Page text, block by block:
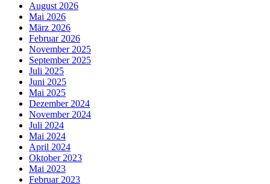
August 2026
Mai 2026
März 2026
Februar 2026
November 2025
September 2025
Juli 2025
Juni 2025
Mai 2025
Dezember 2024
November 2024
Juli 2024
Mai 2024
April 2024
Oktober 2023
Mai 2023
Februar 2023